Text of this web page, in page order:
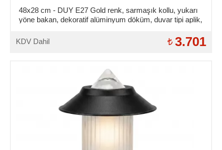
48x28 cm - DUY E27 Gold renk, sarmaşık kollu, yukarı
yöne bakan, dekoratif alüminyum döküm, duvar tipi aplik,
KDV Dahil
3.701